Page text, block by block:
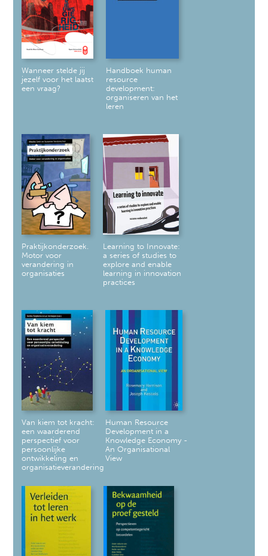
Wanneer stelde jij
jezelf voor het laatst
een vraag?
Handboek human
resource
development:
organiseren van het
leren
Praktijkonderzoek.
Motor voor
verandering in
organisaties
Learning to Innovate:
a series of studies to
explore and enable
learning in innovation
practices
Van kiem tot kracht:
een waarderend
perspectief voor
persoonlijke
ontwikkeling en
organisatieverandering
Human Resource
Development in a
Knowledge Economy -
An Organisational
View